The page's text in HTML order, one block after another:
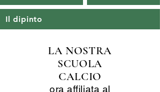
Il dipinto
LA NOSTRA
SCUOLA
CALCIO
ora affiliata al